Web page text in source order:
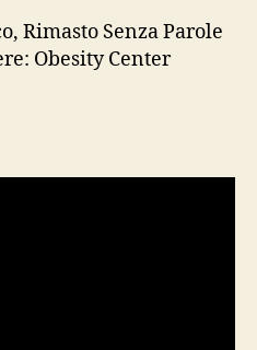
Rimasto Senza Parole
Obesity Center